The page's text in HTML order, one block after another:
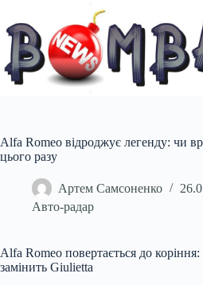
вмісту
Alfa Romeo відроджує легенду: чи
цього разу
Артем Самсоненко
Авто-радар
Alfa Romeo повертається до
замінить Giulietta